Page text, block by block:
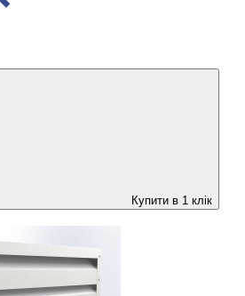
Купити в 1 клік